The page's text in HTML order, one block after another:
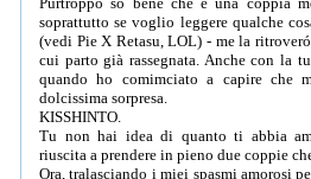
soprattutto se voglio leggere qualche
(vedi Pie X Retasu, LOL) - me la
cui parto già rassegnata. Anche con la
quando ho comimciato a capire che
dolcissima sorpresa.
KISSHINTO.
Tu non hai idea di quanto ti abbia
riuscita a prendere in pieno due coppie
Ora, tralasciando i miei spasmi amorosi